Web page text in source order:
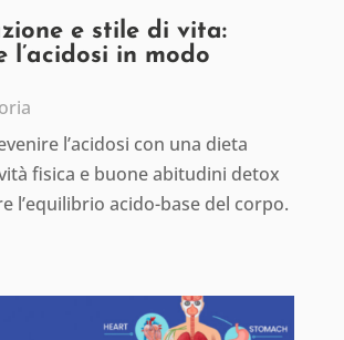
e stile di vita:
l’acidosi in modo
l’acidosi con una dieta
fisica e buone abitudini detox
l’equilibrio acido-base del corpo.